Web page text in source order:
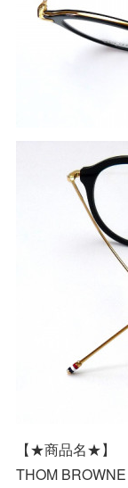
【★商品名★】
THOM BROWNE